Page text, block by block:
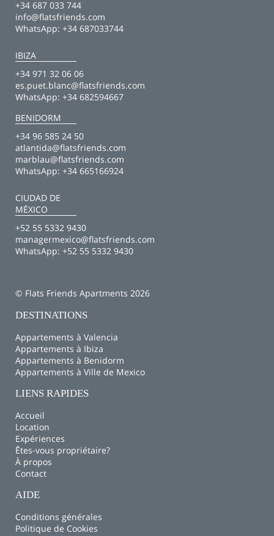
+34 687 033 744
info@flatsfriends.com
WhatsApp: +34 687033744
IBIZA
+34 971 32 06 06
es.puet.blanc@flatsfriends.com
WhatsApp: +34 682594667
BENIDORM
+34 96 585 24 50
atlantida@flatsfriends.com
marblau@flatsfriends.com
WhatsApp: +34 665166924
CIUDAD DE
MÉXICO
+52 55 5332 9430
managermexico@flatsfriends.com
WhatsApp: +52 55 5332 9430
© Flats Friends Apartments 2026
DESTINATIONS
Appartements à Valencia
Appartements à Ibiza
Appartements à Benidorm
Appartements à Ville de Mexico
LIENS RAPIDES
Accueil
Location
Expériences
Êtes-vous propriétaire?
À propos
Contact
AIDE
Conditions générales
Politique de Cookies